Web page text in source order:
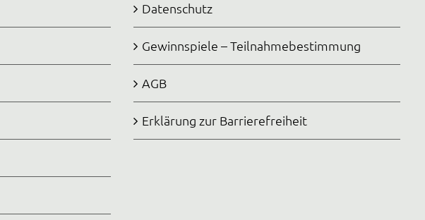
Datenschutz
Gewinnspiele – Teilnahmebestimmung
AGB
Erklärung zur Barrierefreiheit